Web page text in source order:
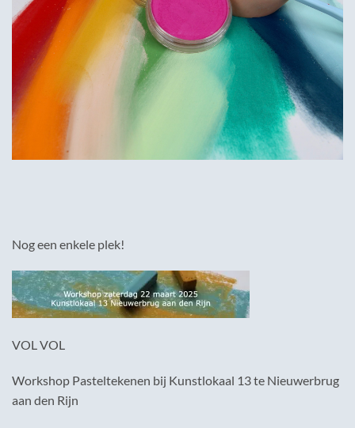
Nog een enkele plek!
VOL VOL
Workshop Pasteltekenen bij Kunstlokaal 13 te Nieuwerbrug
aan den Rijn